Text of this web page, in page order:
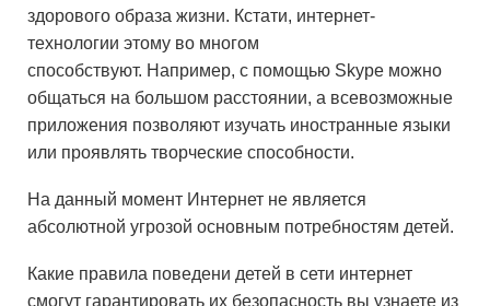
здорового образа жизни. Кстати, интернет-
технологии этому во многом
способствуют. Например, с помощью Skype можно
общаться на большом расстоянии, а всевозможные
приложения позволяют изучать иностранные языки
или проявлять творческие способности.
На данный момент Интернет не является
абсолютной угрозой основным потребностям детей.
Какие правила поведени детей в сети интернет
смогут гарантировать их безопасность вы узнаете из